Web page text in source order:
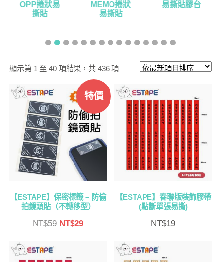
MEMO捲狀
易撕貼
易撕貼膠台 王佳防護膜
顯示第 1 至 40 項結果，共 436 項依
新
特價
【ESTAPE】保密標籤 – 防偷
拍鏡頭貼（不轉移型）
NT$59 原
價
NT$29目
【ESTAPE】春聯版裝飾膠帶
(點斷單張易撕)
NT$19